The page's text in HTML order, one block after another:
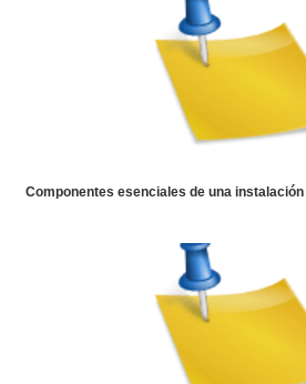
Componentes esenciales de una